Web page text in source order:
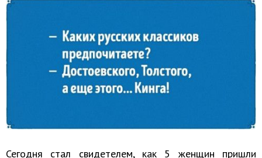
Сегодня стал свидетелем, как 5 женщин пришли